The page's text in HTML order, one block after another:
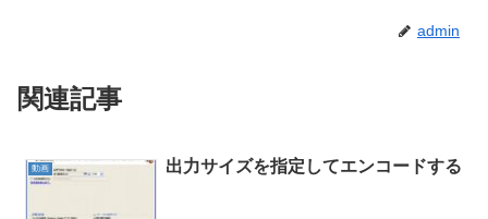
admin
関連記事
動画 出力サイズを指定してエンコードする